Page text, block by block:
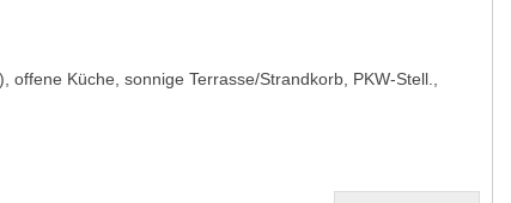
Küche, sonnige Terrasse/Strandkorb, PKW-Stell.,